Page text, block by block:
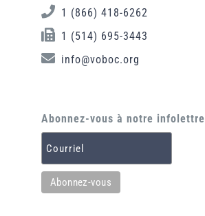
1 (866) 418-6262
1 (514) 695-3443
info@voboc.org
Abonnez-vous à notre infolettre